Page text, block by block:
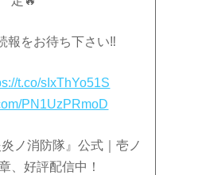
報をお待ち下さい‼️
t.co/sIxThYo51S
PN1UzPRmoD
ノ消防隊』公式｜壱ノ
、好評配信中！